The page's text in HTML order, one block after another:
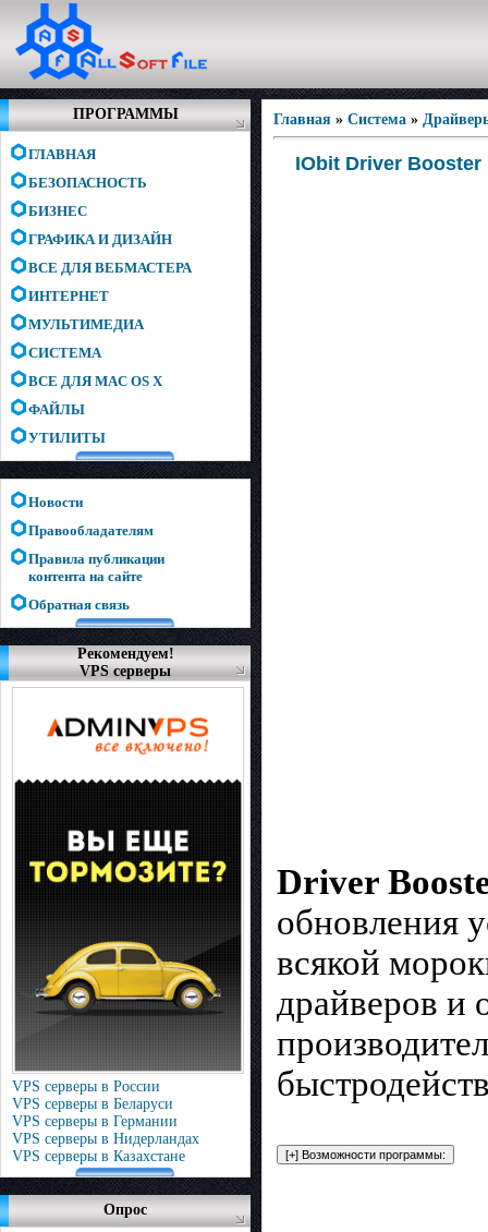
ПРОГРАММЫ
ГЛАВНАЯ
БЕЗОПАСНОСТЬ
БИЗНЕС
ГРАФИКА И ДИЗАЙН
ВСЕ ДЛЯ ВЕБМАСТЕРА
ИНТЕРНЕТ
МУЛЬТИМЕДИА
СИСТЕМА
ВСЕ ДЛЯ MAC OS X
ФАЙЛЫ
УТИЛИТЫ
Новости
Правообладателям
Правила публикации
контента на сайте
Обратная связь
Рекомендуем!
VPS серверы
VPS серверы в России
VPS серверы в Беларуси
VPS серверы в Германии
VPS серверы в Нидерландах
VPS серверы в Казахстане
Опрос
Главная » Система »
IObit Driver Booster
Driver
обновления
всякой
драйверов и